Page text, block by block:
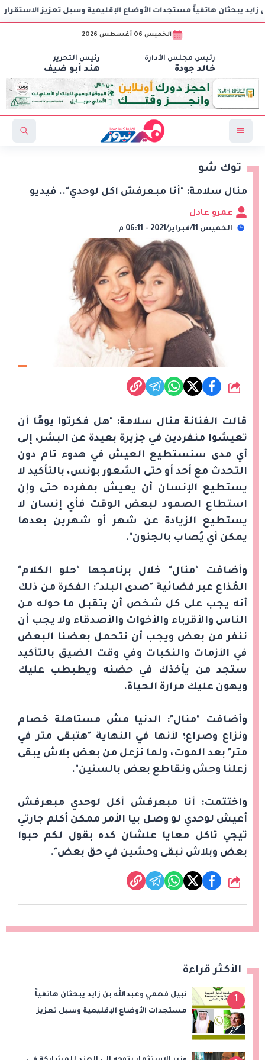
يبحثان هاتفياً مستجدات الأوضاع الإقليمية وسبل تعزيز الاستقرار
الخميس 06 أغسطس 2026
رئيس مجلس الأدارة
خالد جودة
رئيس التحرير
هند أبو ضيف
توك شو
منال سلامة: "أنا مبعرفش آكل لوحدي".. فيديو
عمرو عادل
الخميس 11/فبراير/2021 - 06:11 م
شارك
قالت الفنانة منال سلامة: "هل فكرتوا يومًا أن
تعيشوا منفردين في جزيرة بعيدة عن البشر، إلى
أي مدى سنستطيع العيش في هدوء تام دون
التحدث مع أحد أو حتى الشعور بونس، بالتأكيد لا
يستطيع الإنسان أن يعيش بمفرده حتى وإن
استطاع الصمود لبعض الوقت فأي إنسان لا
يستطيع الزيادة عن شهر أو شهرين بعدها
يمكن أي يُصاب بالجنون".
وأضافت "منال" خلال برنامجها "حلو الكلام"
المُذاع عبر فضائية "صدى البلد": الفكرة من ذلك
أنه يجب على كل شخص أن يتقبل ما حوله من
الناس والأقرباء والأخوات والأصدقاء ولا يجب أن
ننفر من بعض ويجب أن نتحمل بعضنا البعض
في الأزمات والنكبات وفي وقت الضيق بالتأكيد
ستجد من يأخذك في حضنه ويطبطب عليك
ويهون عليك مرارة الحياة.
وأضافت "منال": الدنيا مش مستاهلة خصام
ونزاع وصراع؛ لأنها في النهاية "هتبقى متر في
متر" بعد الموت، ولما نزعل من بعض بلاش يبقى
زعلنا وحش ونقاطع بعض بالسنين".
واختتمت: أنا مبعرفش أكل لوحدي مبعرفش
أعيش لوحدي لو وصل بيا الأمر ممكن أكلم جارتي
تيجي تاكل معايا علشان كده بقول لكم حبوا
بعض وبلاش نبقى وحشين في حق بعض".
شارك
الأكثر قراءة
1
نبيل فهمي وعبدالله بن زايد يبحثان هاتفياً
مستجدات الأوضاع الإقليمية وسبل تعزيز